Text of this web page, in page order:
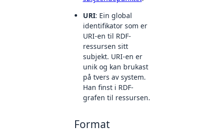
URI: Ein global
identifikator som er
URI-en til RDF-
ressursen sitt
subjekt. URI-en er
unik og kan brukast
på tvers av system.
Han finst i RDF-
grafen til ressursen.
Format